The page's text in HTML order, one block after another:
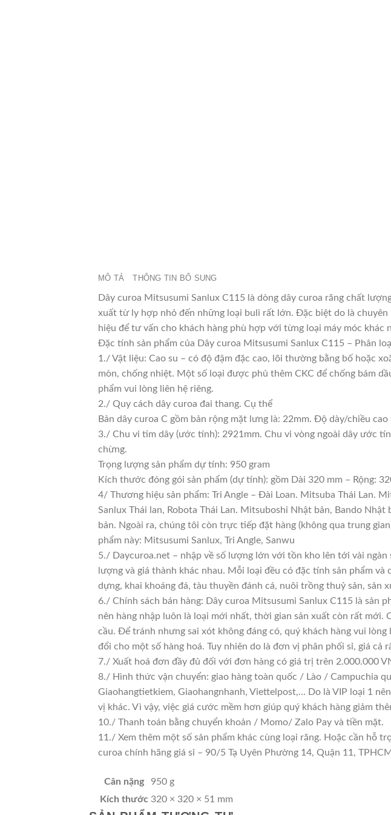
MÔ TẢ THÔNG TIN BỔ SUNG
Dây curoa Mitsusumi Sanlux C115 là dòng dây curoa răng chất
xuất từ ly hợp nhỏ đến những loại buli rất lớn. Đặc biệt do là
hiệu để tư vấn cho khách hàng phù hợp với từng loại máy móc khác
Đặc tính sản phẩm của Dây curoa Mitsusumi Sanlux C115 – Phân
1./ Vật liệu: Cao su – có độ đậm đặc cao, lõi thường bằng bố hoặc
mòn, chống nhiệt. Một số loại được phủ thêm CKC để chống bám
phẩm vui lòng liên hệ riêng.
2./ Quy cách dây curoa đai thang. Cụ thể
Bản dây curoa C gồm bản rộng mặt lưng là: 22mm. Độ dày/chiều
3./ Chu vi tim dây (ước tính): 2921mm. Chu vi vòng ngoài dây ước
chừng.
Trọng lượng sản phẩm dự tính: 950 gram
Kích thước đóng gói sản phẩm (dự tính): gồm Dài 320 mm – Rộng:
4/ Thương hiệu sản phẩm: Tri Angle – Đài Loan. Mitsuba Thái Lan.
Sanlux Thái lan, Robota Thái Lan. Mitsuboshi Nhật bản, Bando
bản. Ngoài ra, chúng tôi còn trực tiếp đặt hàng (không qua trung
phẩm này: Mitsusumi Sanlux, Tri Angle, Sanwu
5./ Daycuroa.net – nhập về số lượng lớn với tồn kho lên tới vài
lượng và giá thành khác nhau. Mỗi loại đều có đặc tính sản phẩm
dựng, khai khoáng đá, tàu thuyền đánh cá, nuôi trồng thuỷ sản, sản
6./ Chính sách bán hàng: Dây curoa Mitsusumi Sanlux C115 là sản
nên hàng nhập luôn là loại mới nhất, thời gian sản xuất còn rất mới.
cầu. Để tránh nhưng sai xót không đáng có, quý khách hàng vui
đổi cho một số hàng hoá. Tuy nhiên do là đơn vị phân phối sỉ, giá
7./ Xuất hoá đơn đầy đủ đối với đơn hàng có giá trị trên 2.000.000
8./ Hình thức vận chuyển: giao hàng toàn quốc / Lào / Campuchia
Giaohangtietkiem, Giaohangnhanh, Viettelpost,… Do là VIP loại 1
vị khác. Vì vậy, việc giá cước mềm hơn giúp quý khách hàng giảm
10./ Thanh toán bằng chuyển khoản / Momo/ Zalo Pay và tiền mặt.
11./ Xem thêm một số sản phẩm khác cùng loại răng. Hoặc cần hỗ
curoa chính hãng giá sỉ – 90/5 Tạ Uyên Phường 14, Quận 11,
Cân nặng
950 g
Kích thước 320 × 320 × 51 mm